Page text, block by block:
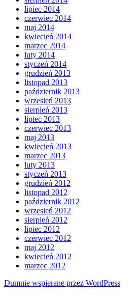
lipiec 2014
czerwiec 2014
maj 2014
kwiecień 2014
marzec 2014
luty 2014
styczeń 2014
grudzień 2013
listopad 2013
październik 2013
wrzesień 2013
sierpień 2013
lipiec 2013
czerwiec 2013
maj 2013
kwiecień 2013
marzec 2013
luty 2013
styczeń 2013
grudzień 2012
listopad 2012
październik 2012
wrzesień 2012
sierpień 2012
lipiec 2012
czerwiec 2012
maj 2012
kwiecień 2012
marzec 2012
Dumnie wspierane przez WordPress